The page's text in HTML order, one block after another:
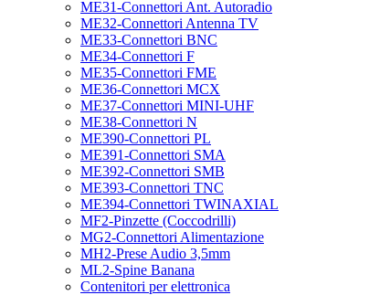
ME31-Connettori Ant. Autoradio
ME32-Connettori Antenna TV
ME33-Connettori BNC
ME34-Connettori F
ME35-Connettori FME
ME36-Connettori MCX
ME37-Connettori MINI-UHF
ME38-Connettori N
ME390-Connettori PL
ME391-Connettori SMA
ME392-Connettori SMB
ME393-Connettori TNC
ME394-Connettori TWINAXIAL
MF2-Pinzette (Coccodrilli)
MG2-Connettori Alimentazione
MH2-Prese Audio 3,5mm
ML2-Spine Banana
Contenitori per elettronica